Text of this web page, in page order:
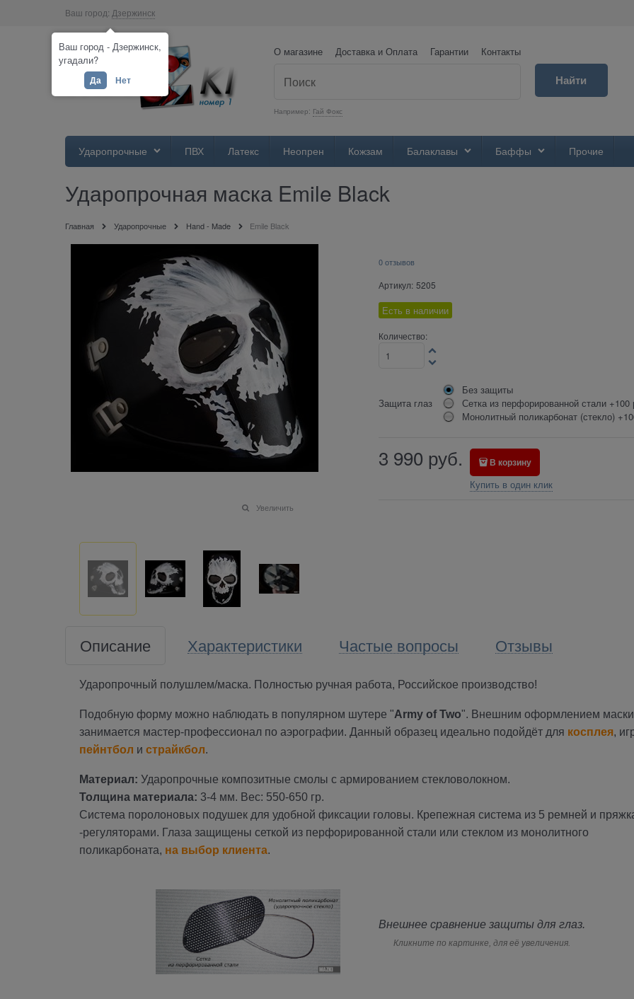
Ваш город: Дзержинск
О магазине Доставка и Оплата Гарантии Контакты
Например: Гай Фокс
Найти
Ударопрочные ПВХ Латекс Неопрен Кожзам Балаклавы Баффы Прочие
Ударопрочная маска Emile Black
Главная Ударопрочные Hand - Made Emile Black
Увеличить
0 отзывов
Артикул: 5205
Есть в наличии
Количество:
Защита глаз
Без защиты
Сетка из перфорированной стали +100
Монолитный поликарбонат (стекло)
3 990 руб. В корзину
Купить в один клик
Описание Характеристики Частые вопросы Отзывы
Ударопрочный полушлем/маска. Полностью ручная работа, Российское производство!
Подобную форму можно наблюдать в популярном шутере "Army of Two". Внешним оформлением маски
занимается мастер-профессионал по аэрографии. Данный образец идеально подойдёт для косплея,
пейнтбол и страйкбол.
Материал: Ударопрочные композитные смолы с армированием стекловолокном.
Толщина материала: 3-4 мм. Вес: 550-650 гр.
Система поролоновых подушек для удобной фиксации головы. Крепежная система из 5 ремней и
-регуляторами. Глаза защищены сеткой из перфорированной стали или стеклом из монолитного
поликарбоната, на выбор клиента.
Внешнее сравнение защиты для глаз.
Кликните по картинке, для её увеличения.
Ваш город - Дзержинск,
угадали?
Да Нет